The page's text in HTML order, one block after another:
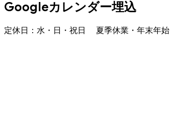
Googleカレンダー埋込
定休日：水・日・祝日 夏季休業・年末年始